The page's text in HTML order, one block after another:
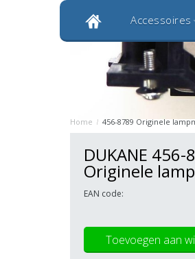
Accessoires
Originele
Home / 456-8789 Originele
DUKANE 456-
Originele
EAN code:
Toevoegen aan